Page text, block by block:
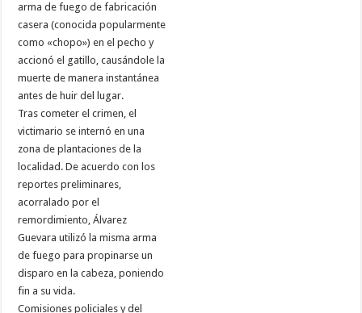
arma de fuego de fabricación
casera (conocida popularmente
como «chopo») en el pecho y
accionó el gatillo, causándole la
muerte de manera instantánea
antes de huir del lugar.
Tras cometer el crimen, el
victimario se internó en una
zona de plantaciones de la
localidad. De acuerdo con los
reportes preliminares,
acorralado por el
remordimiento, Álvarez
Guevara utilizó la misma arma
de fuego para propinarse un
disparo en la cabeza, poniendo
fin a su vida.
Comisiones policiales y del